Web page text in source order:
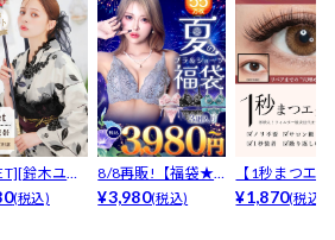
鈴木ユリ
(税込)
8/8再販!【福袋★
ブラセット3点
¥3,980(税込)
【1秒まつエ
リュームタイ
¥1,870(税込)